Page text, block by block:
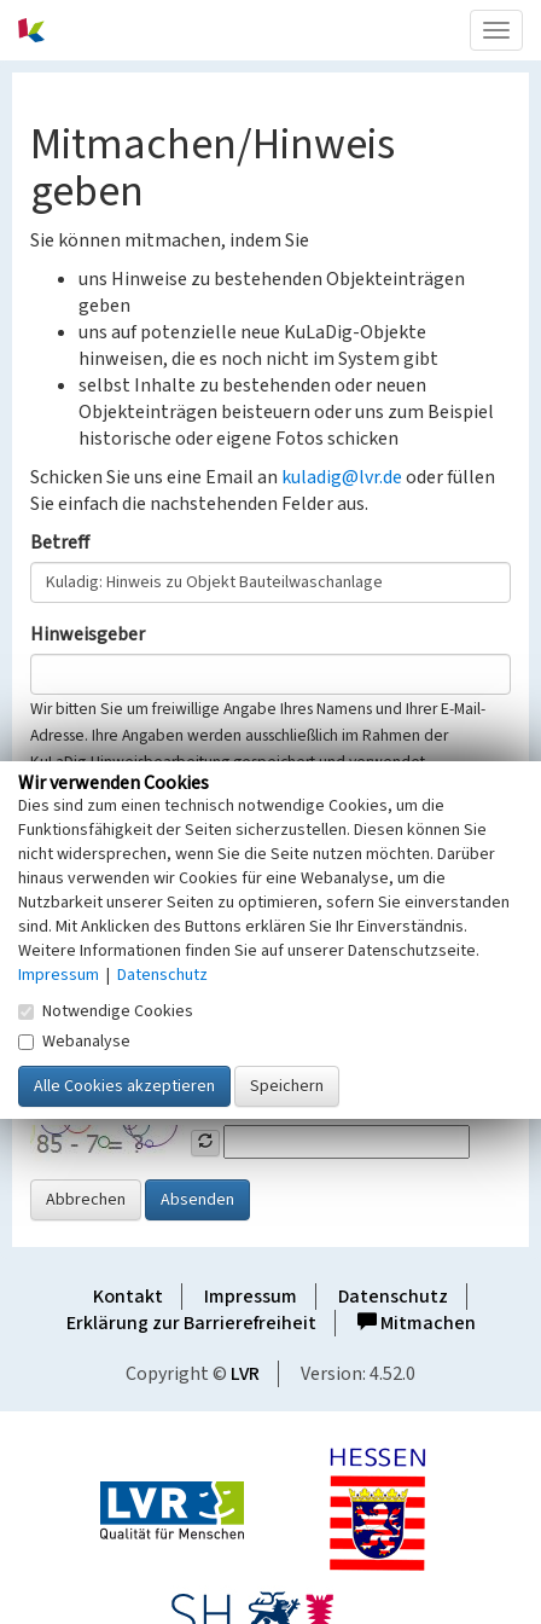
Mitmachen/Hinweis
geben
Sie können mitmachen, indem Sie
uns Hinweise zu bestehenden Objekteinträgen
geben
uns auf potenzielle neue KuLaDig-Objekte
hinweisen, die es noch nicht im System gibt
selbst Inhalte zu bestehenden oder neuen
Objekteinträgen beisteuern oder uns zum Beispiel
historische oder eigene Fotos schicken
Schicken Sie uns eine Email an kuladig@lvr.deoder füllen
Sie einfach die nachstehenden Felder aus.
Betreff
Hinweisgeber
Wir bitten Sie um freiwillige Angabe Ihres Namens und Ihrer E-Mail-
Adresse. Ihre Angaben werden ausschließlich im Rahmen der
KuLaDig-Hinweisbearbeitung gespeichert und verwendet.
Selbstverständlich werden diese entsprechend der Vorschriften des
Telemediengesetzes, des Datenschutzgesetzes NRW und der seit
dem 25.05.2018 gültigen Europäischen Datenschutzgrundverordnung
(EU-DSGVO) vertraulich behandelt, beachten Sie bitte unsere
Hinweise zumDatenschutz
Nachricht
SicherheitsabfrageTragen Sie unten das Rechenergebnis aus der
Grafik ein
Abbrechen Absenden
Kontakt Impressum
Datenschutz
Erklärung zur Barrierefreiheit
Mitmachen
Copyright © LVR Version: 4.52.0
Wir verwenden Cookies
Dies sind zum einen technisch notwendige Cookies, um die
Funktionsfähigkeit der Seiten sicherzustellen. Diesen können Sie
nicht widersprechen, wenn Sie die Seite nutzen möchten. Darüber
hinaus verwenden wir Cookies für eine Webanalyse, um die
Nutzbarkeit unserer Seiten zu optimieren, sofern Sie einverstanden
sind. Mit Anklicken des Buttons erklären Sie Ihr Einverständnis.
Weitere Informationen finden Sie auf unserer Datenschutzseite.
Impressum | Datenschutz
Notwendige Cookies
Webanalyse